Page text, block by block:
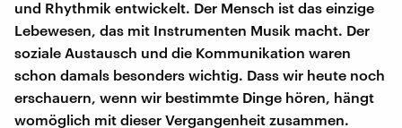
und Rhythmik entwickelt. Der Mensch ist das einzige
Lebewesen, das mit Instrumenten Musik macht. Der
soziale Austausch und die Kommunikation waren
schon damals besonders wichtig. Dass wir heute noch
erschauern, wenn wir bestimmte Dinge hören, hängt
womöglich mit dieser Vergangenheit zusammen.